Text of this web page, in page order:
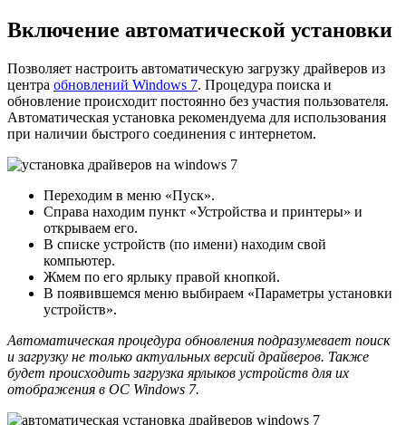
Включение автоматической установки
Позволяет настроить автоматическую загрузку драйверов из
центра обновлений Windows 7. Процедура поиска и
обновление происходит постоянно без участия пользователя.
Автоматическая установка рекомендуема для использования
при наличии быстрого соединения с интернетом.
Переходим в меню «Пуск».
Справа находим пункт «Устройства и принтеры» и
открываем его.
В списке устройств (по имени) находим свой
компьютер.
Жмем по его ярлыку правой кнопкой.
В появившемся меню выбираем «Параметры установки
устройств».
Автоматическая процедура обновления подразумевает поиск
и загрузку не только актуальных версий драйверов. Также
будет происходить загрузка ярлыков устройств для их
отображения в ОС Windows 7.